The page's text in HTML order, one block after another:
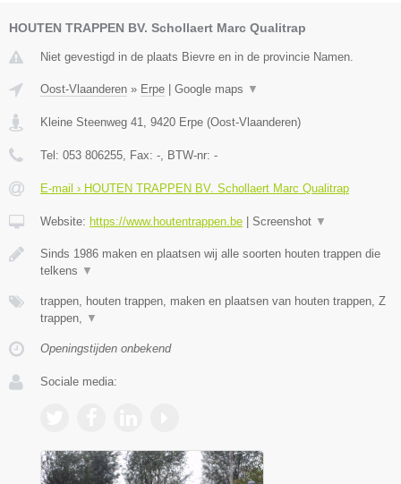
HOUTEN TRAPPEN BV. Schollaert Marc Qualitrap
Niet gevestigd in de plaats Bievre en in de provincie Namen.
Oost-Vlaanderen » Erpe | Google maps ▼
Kleine Steenweg 41 9420 Erpe (Oost-Vlaanderen)
Tel: 053 806255 , Fax: - , BTW-nr: -
E-mail › HOUTEN TRAPPEN BV. Schollaert Marc Qualitrap
Website: https://www.houtentrappen.be | Screenshot ▼
Sinds 1986 maken en plaatsen wij alle soorten houten trappen die
telkens ▼
trappen, houten trappen, maken en plaatsen van houten trappen, Z
trappen,
▼
Openingstijden onbekend
Sociale media: